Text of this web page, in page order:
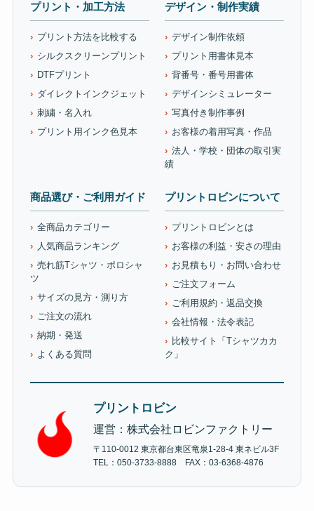
プリント・加工方法
プリント方法を比較する
シルクスクリーンプリント
DTFプリント
ダイレクトインクジェット
刺繍・名入れ
プリント用インク色見本
デザイン・制作実績
デザイン制作依頼
プリント用書体見本
背番号・番号用書体
デザインシミュレーター
写真付き制作事例
お客様の着用写真・作品
法人・学校・団体の取引実
績
商品選び・ご利用ガイド
全商品カテゴリー
人気商品ランキング
売れ筋Tシャツ・ポロシャ
ツ
サイズの見方・測り方
ご注文の流れ
納期・発送
よくある質問
プリントロビンについて
プリントロビンとは
お客様の利益・安さの理由
お見積もり・お問い合わせ
ご注文フォーム
ご利用規約・返品交換
会社情報・法令表記
比較サイト「Tシャツカカ
ク」
プリントロビン
運営：株式会社ロビンファクトリー
〒110-0012 東京都台東区竜泉1-28-4 東ネビル3F
TEL：050-3733-8888 FAX：03-6368-4876